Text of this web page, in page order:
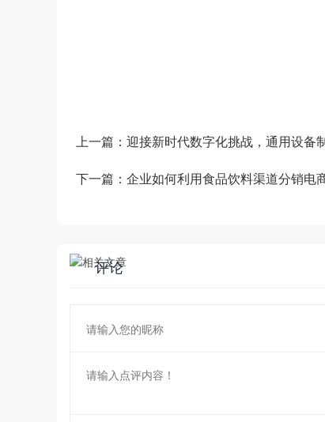
上一篇： 迎接新时代数字化挑战，通用设备
下一篇： 企业如何利用食品饮料渠道分销电
评论